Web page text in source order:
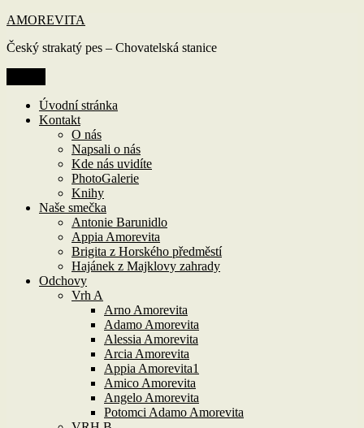
Přejít
obsahu
AMOREVITA
Český strakatý pes – Chovatelská stanice
Úvodní stránka
Kontakt
O nás
Napsali o nás
Kde nás uvidíte
PhotoGalerie
Knihy
Naše smečka
Antonie Barunidlo
Appia Amorevita
Brigita z Horského předměstí
Hajánek z Majklovy zahrady
Odchovy
Vrh A
Arno Amorevita
Adamo Amorevita
Alessia Amorevita
Arcia Amorevita
Appia Amorevita1
Amico Amorevita
Angelo Amorevita
Potomci Adamo Amorevita